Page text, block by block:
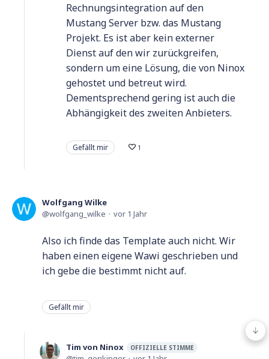
Rechnungsintegration auf den
Mustang Server bzw. das Mustang
Projekt. Es ist aber kein externer
Dienst auf den wir zurückgreifen,
sondern um eine Lösung, die von Ninox
gehostet und betreut wird.
Dementsprechend gering ist auch die
Abhängigkeit des zweiten Anbieters.
Gefällt mir 1
Wolfgang Wilke
wolfgang_wilke
vor 1 Jahr
Also ich finde das Template auch nicht. Wir
haben einen eigene Wawi geschrieben und
ich gebe die bestimmt nicht auf.
Gefällt mir
Tim von Ninox OFFIZIELLE STIMME